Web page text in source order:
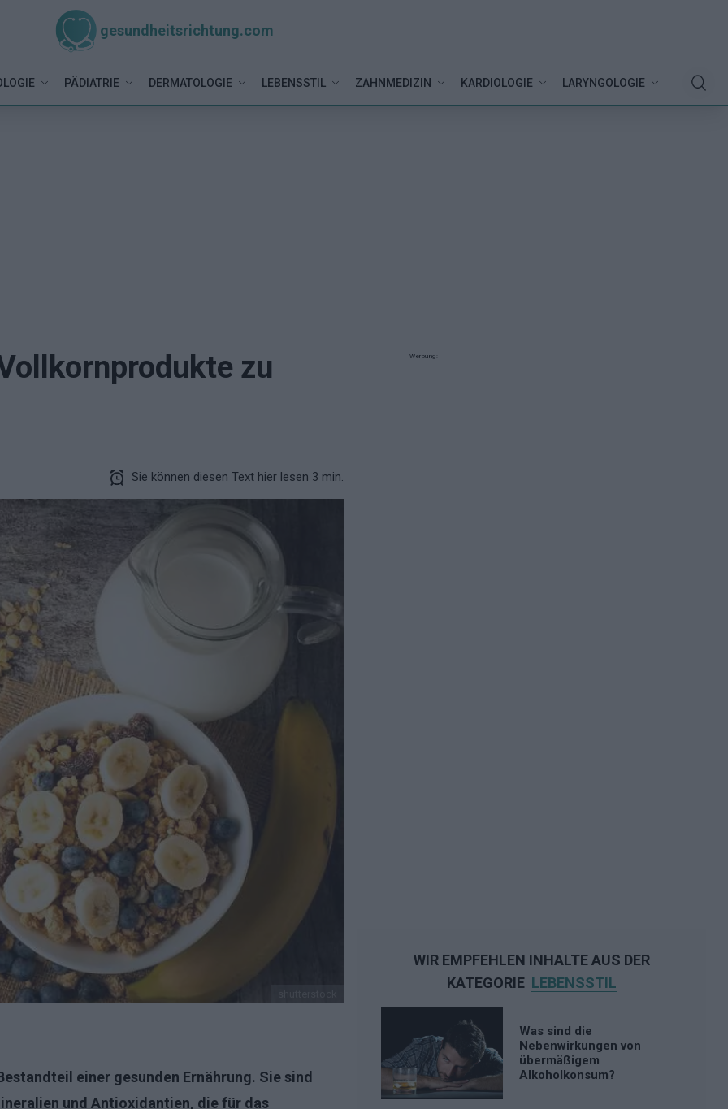
gesundheitsrichtung.com
PÄDIATRIE DERMATOLOGIE LEBENSSTIL ZAHNMEDIZIN KARDIOLOGIE LARYNGOLOGIE
zu
Sie können diesen Text hier lesen 3 min.
einer gesunden Ernährung. Sie sind
und Antioxidantien, die für das
Werbung:
WIR EMPFEHLEN INHALTE AUS DER
KATEGORIE LEBENSSTIL
Was sind die
Nebenwirkungen von
übermäßigem
Alkoholkonsum?